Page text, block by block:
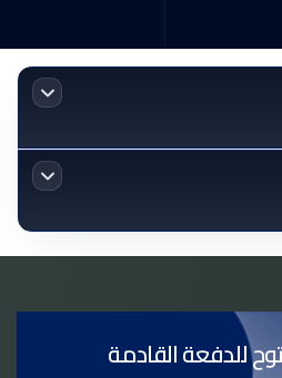
للدفعة القادمة